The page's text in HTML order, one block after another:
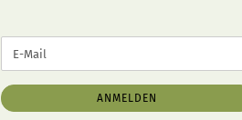
ZUR
ANMELDUNG
E-
Mail
ANMELDEN